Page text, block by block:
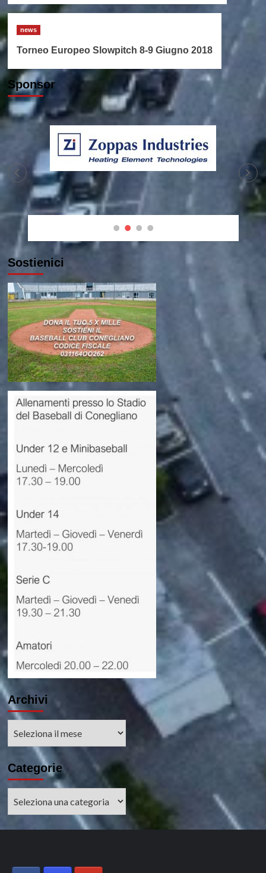
emozione
news
Torneo Europeo Slowpitch 8-9 Giugno 2018
Sponsor
Sostienici
Archivi
Categorie